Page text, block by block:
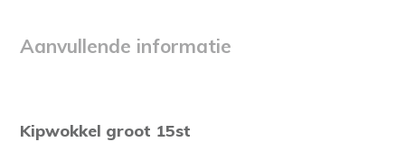
Aanvullende informatie
Kipwokkel groot 15st